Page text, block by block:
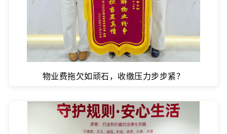
物业费拖欠如顽石，收缴压力步步紧？